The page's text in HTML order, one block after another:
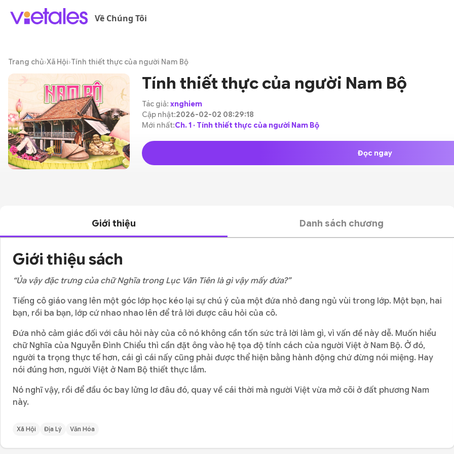
Về Chúng Tôi
Trang chủ›Xã Hội›Tính thiết thực của người Nam Bộ
Tính thiết thực của người Nam Bộ
Tác giả: xnghiem
Cập nhật:2026-02-02 08:29:18
Mới nhất:Ch. 1 · Tính thiết thực của người Nam Bộ
Đọc ngay
Giới thiệu Danh sách chương
Giới thiệu sách
“Ủa vậy đặc trưng của chữ Nghĩa trong Lục Vân Tiên là gì vậy mấy đứa?”
Tiếng cô giáo vang lên một góc lớp học kéo lại sự chú ý của một đứa nhỏ đang ngủ vùi trong lớp. Một bạn, hai
bạn, rồi ba bạn, lớp cứ nhao nhao lên để trả lời được câu hỏi của cô.
Đứa nhỏ cảm giác đối với câu hỏi này của cô nó không cần tốn sức trả lời làm gì, vì vấn đề này dễ. Muốn hiểu
chữ Nghĩa của Nguyễn Đình Chiểu thì cần đặt ông vào hệ tọa độ tính cách của người Việt ở Nam Bộ. Ở đó,
người ta trọng thực tế hơn, cái gì cái nấy cũng phải được thể hiện bằng hành động chứ đừng nói miệng. Hay
nói đúng hơn, người Việt ở Nam Bộ thiết thực lắm.
Nó nghĩ vậy, rồi để đầu óc bay lửng lơ đâu đó, quay về cái thời mà người Việt vừa mở cõi ở đất phương Nam
này.
Xã Hội Địa Lý Văn Hóa